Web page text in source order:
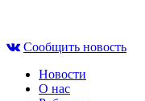
contentСообщить новость
Новости
О нас